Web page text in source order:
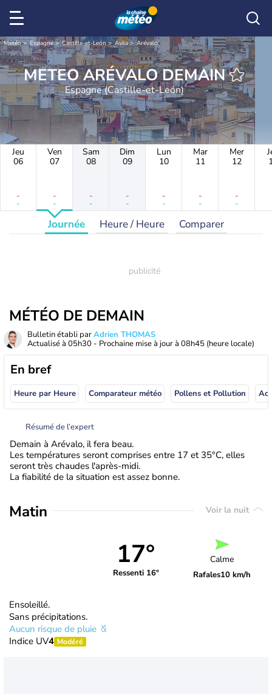
Météo Espagne Castille-et-León Ávila Arévalo
METEO ARÉVALO DEMAIN
Espagne (Castille-et-León)
Jeu
06
-
-
Ven
07
-
-
Sam
08
-
-
Dim
09
-
-
Lun
10
-
-
Mar
11
-
-
Mer
12
-
-
Journée Heure / Heure Comparer
MÉTÉO DE DEMAIN
Bulletin établi parAdrien THOMAS
Actualisé à 05h30 - Prochaine mise à jour à 08h45 (heure locale)
En bref
Heure par Heure Comparateur météo Pollens et Pollution
Résumé de l’expert
Demain à Arévalo, il fera beau.
Les températures seront comprises entre 17 et 35°C, elles
seront très chaudes l'après-midi.
La fiabilité de la situation est assez bonne.
Matin Voir la nuit
17°
Ressenti 16°
Calme
Rafales10 km/h
Ensoleillé.
Sans précipitations.
Aucun risque de pluie
Indice UV4 Modéré